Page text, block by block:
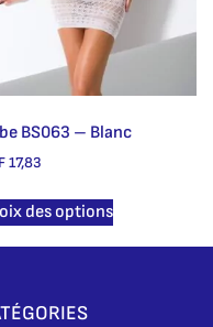
BS063 – Blanc
17,83
des options